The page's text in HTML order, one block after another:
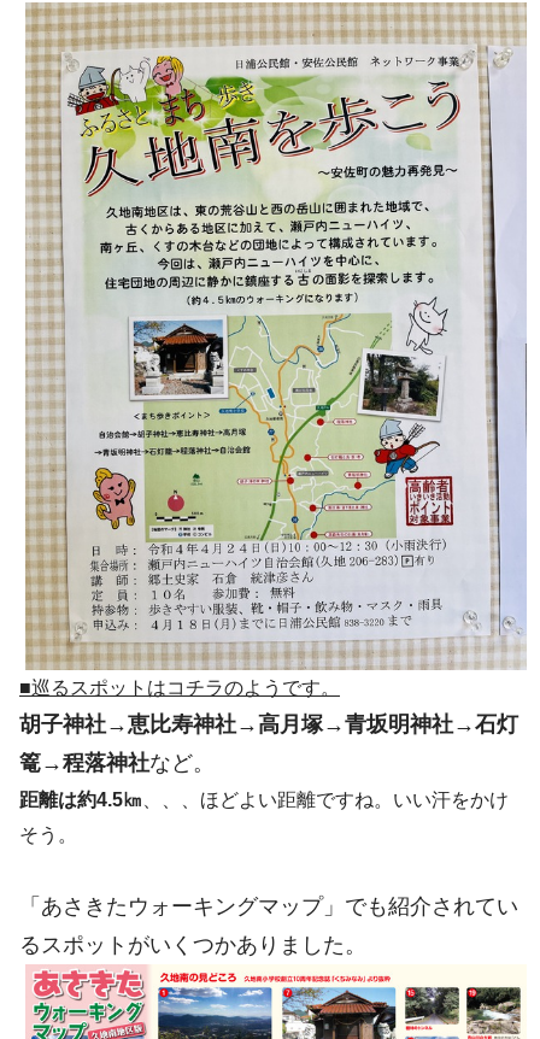
■巡るスポットはコチラのようです。
胡子神社→恵比寿神社→高月塚→青坂明神社→石灯
篭→程落神社など。
距離は約4.5㎞ 、、、ほどよい距離ですね。いい汗をかけ
そう。
「あさきたウォーキングマップ」でも紹介されてい
るスポットがいくつかありました。